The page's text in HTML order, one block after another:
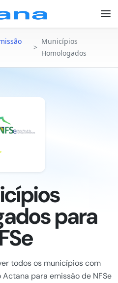
>
Municípios
Homologados
para
todos os municípios com
para emissão de NFSe